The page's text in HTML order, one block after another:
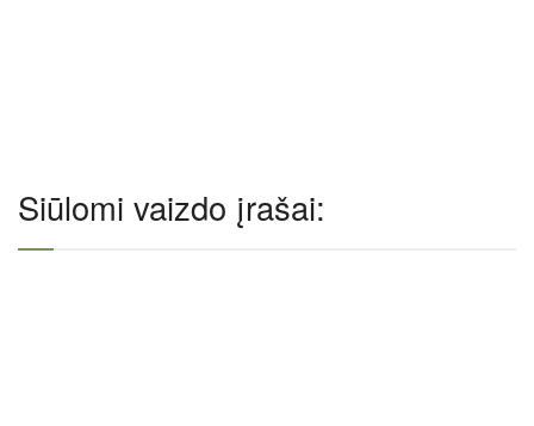
Siūlomi vaizdo įrašai: